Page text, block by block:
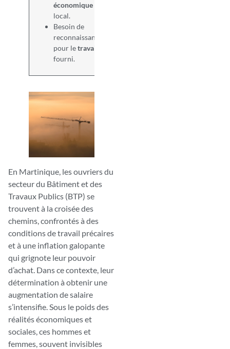
économique
local.
Besoin de
reconnaissance
pour letravail
fourni.
En Martinique, les ouvriers du
secteur du Bâtiment et des
Travaux Publics (BTP) se
trouvent à la croisée des
chemins, confrontés à des
conditions de travail précaires
et à une inflation galopante
qui grignote leur pouvoir
d’achat. Dans ce contexte, leur
détermination à obtenir une
augmentation de salaire
s’intensifie. Sous le poids des
réalités économiques et
sociales, ces hommes et
femmes, souvent invisibles